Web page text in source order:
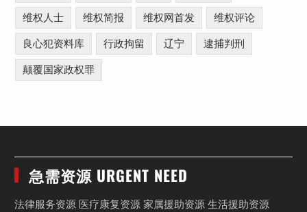
维权人士 维权简报 维权网首发 维权评论
良心犯资料库 行政拘留 辽宁 逮捕判刑
颠覆国家政权罪
急需资源 URGENT NEED
法律服务资源 医疗康复资源 家属援助资源 生活援助资源